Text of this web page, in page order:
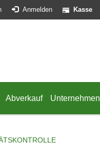
Anmelden Kasse
Haus und Hof öffnen
Abverkauf Unternehmen